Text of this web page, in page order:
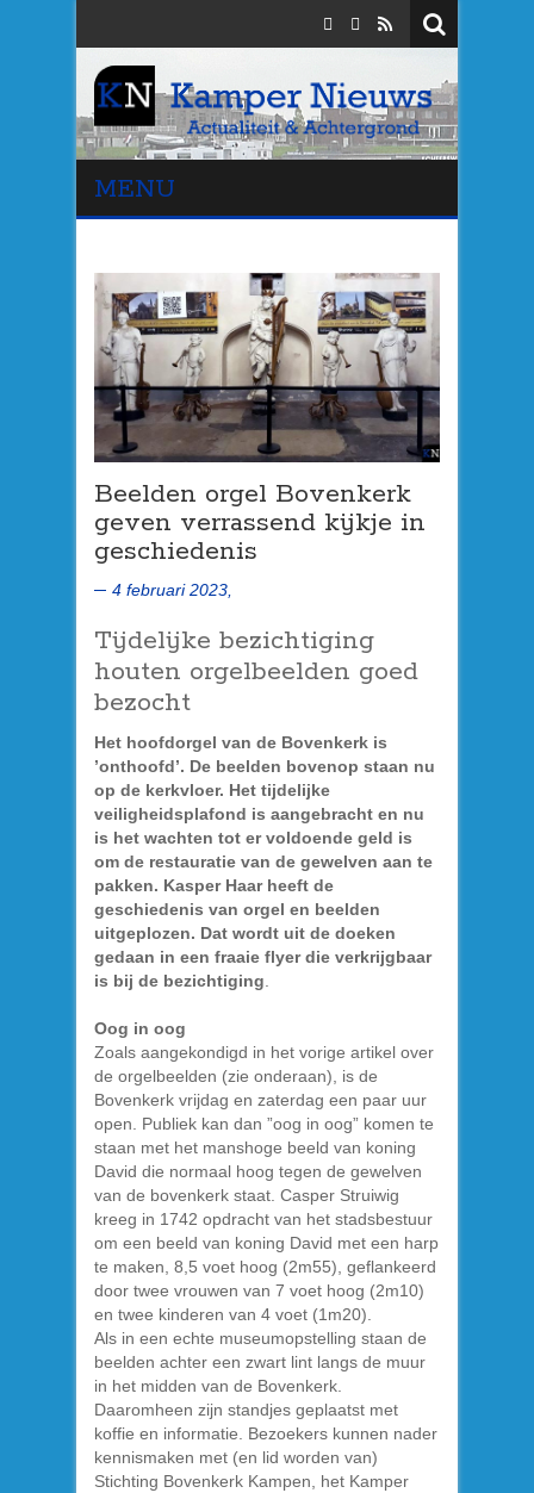
MENU
Beelden orgel Bovenkerk
geven verrassend kijkje in
geschiedenis
4 februari 2023,
Tijdelijke bezichtiging
houten orgelbeelden goed
bezocht
Het hoofdorgel van de Bovenkerk is
’onthoofd’. De beelden bovenop staan nu
op de kerkvloer. Het tijdelijke
veiligheidsplafond is aangebracht en nu
is het wachten tot er voldoende geld is
om de restauratie van de gewelven aan te
pakken. Kasper Haar heeft de
geschiedenis van orgel en beelden
uitgeplozen. Dat wordt uit de doeken
gedaan in een fraaie flyer die verkrijgbaar
is bij de bezichtiging
Oog in oog
Zoals aangekondigd in het vorige artikel over
de orgelbeelden (zie onderaan), is de
Bovenkerk vrijdag en zaterdag een paar uur
open. Publiek kan dan ”oog in oog” komen te
staan met het manshoge beeld van koning
David die normaal hoog tegen de gewelven
van de bovenkerk staat. Casper Struiwig
kreeg in 1742 opdracht van het stadsbestuur
om een beeld van koning David met een harp
te maken, 8,5 voet hoog (2m55), geflankeerd
door twee vrouwen van 7 voet hoog (2m10)
en twee kinderen van 4 voet (1m20).
Als in een echte museumopstelling staan de
beelden achter een zwart lint langs de muur
in het midden van de Bovenkerk.
Daaromheen zijn standjes geplaatst met
koffie en informatie. Bezoekers kunnen nader
kennismaken met (en lid worden van)
Stichting Bovenkerk Kampen, het Kamper